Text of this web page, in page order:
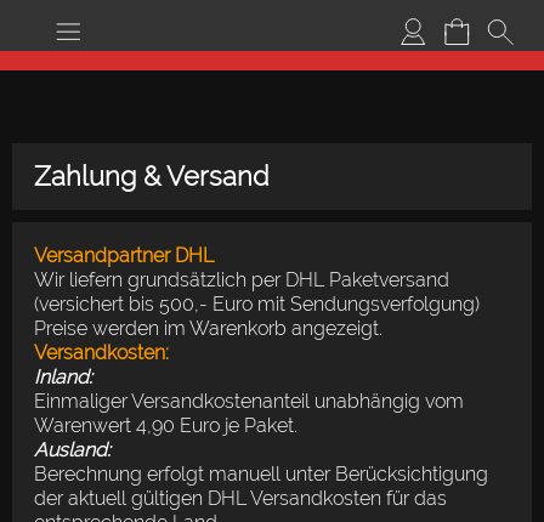
Zahlung & Versand
Versandpartner DHL
Wir liefern grundsätzlich per DHL Paketversand
(versichert bis 500,- Euro mit Sendungsverfolgung)
Preise werden im Warenkorb angezeigt.
Versandkosten:
Inland:
Einmaliger Versandkostenanteil unabhängig vom
Warenwert 4,90 Euro je Paket.
Ausland:
Berechnung erfolgt manuell unter Berücksichtigung
der aktuell gültigen DHL Versandkosten für das